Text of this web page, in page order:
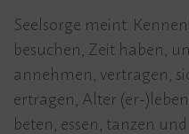
Seelsorge meint:
besuchen, Zeit haben,
annehmen, vertragen,
ertragen, Alter (er-
beten, essen, tanzen